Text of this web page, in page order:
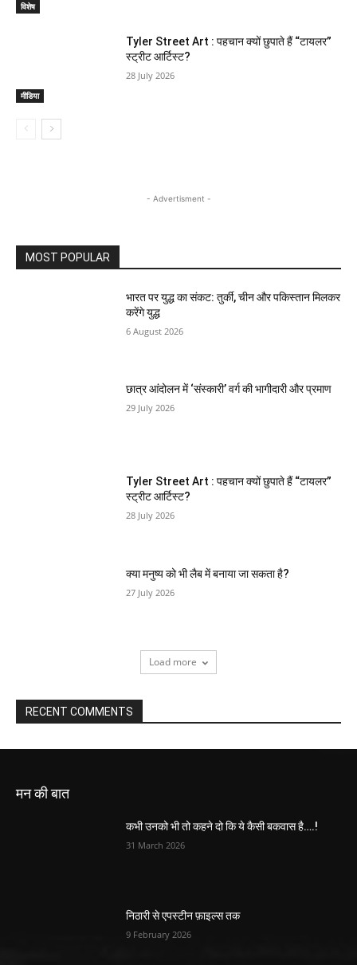
विशेष
मीडिया
Tyler Street Art : पहचान क्यों छुपाते हैं “टायलर”
स्ट्रीट आर्टिस्ट?
28 July 2026
- Advertisment -
MOST POPULAR
भारत पर युद्ध का संकट: तुर्की, चीन और पकिस्तान मिलकर
करेंगे युद्ध
6 August 2026
छात्र आंदोलन में ‘संस्कारी’ वर्ग की भागीदारी और प्रमाण
29 July 2026
Tyler Street Art : पहचान क्यों छुपाते हैं “टायलर”
स्ट्रीट आर्टिस्ट?
28 July 2026
क्या मनुष्य को भी लैब में बनाया जा सकता है?
27 July 2026
Load more
RECENT COMMENTS
मन की बात
कभी उनको भी तो कहने दो कि ये कैसी बकवास है….!
31 March 2026
निठारी से एपस्टीन फ़ाइल्स तक
9 February 2026